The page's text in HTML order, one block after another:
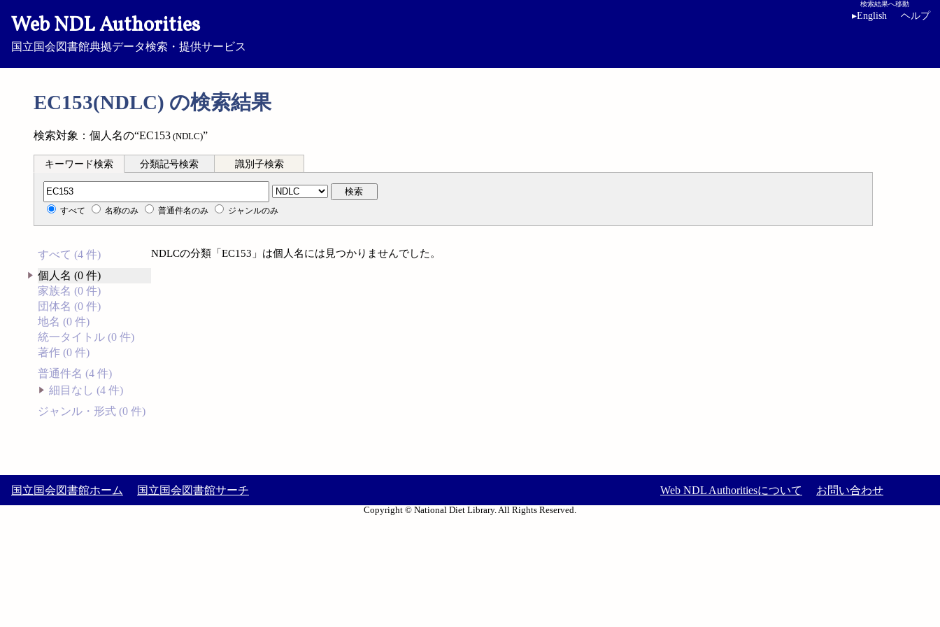
Web NDL Authorities
国立国会図書館典拠データ検索・提供サービス
検索結果へ移動
▸English ヘルプ
EC153(NDLC) の検索結果
検索対象：個人名の“EC153 (NDLC)”
キーワード検索 分類記号検索 識別子検索
分類記号検索 検索
すべて 名称のみ 普通件名のみ ジャンルのみ
すべて (4 件)
個人名 (0 件)
家族名 (0 件)
団体名 (0 件)
地名 (0 件)
統一タイトル (0 件)
著作 (0 件)
普通件名 (4 件)
細目なし (4 件)
ジャンル・形式 (0 件)
NDLCの分類「EC153」は個人名には見つかりませんでした。
国立国会図書館ホーム 国立国会図書館サーチ Web NDL Authoritiesについて お問い合わせ
Copyright © National Diet Library. All Rights Reserved.